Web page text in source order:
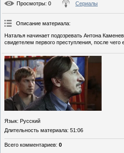
Просмотры: 0 Сериалы
Описание материала:
Наталья начинает подозревать Антона
свидетелем первого преступления, после
Язык: Русский
Длительность материала: 51:06
Всего комментариев: 0